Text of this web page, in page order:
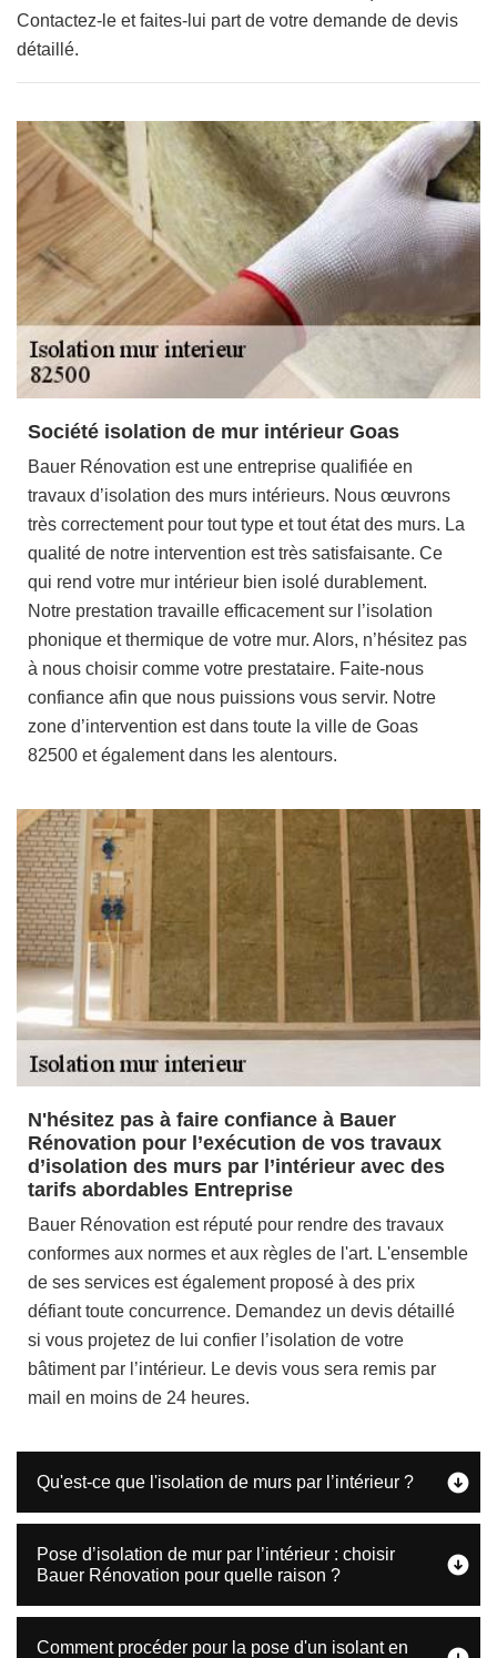
Contactez-le et faites-lui part de votre demande de devis
détaillé.
Société isolation de mur intérieur Goas
Bauer Rénovation est une entreprise qualifiée en
travaux d’isolation des murs intérieurs. Nous œuvrons
très correctement pour tout type et tout état des murs. La
qualité de notre intervention est très satisfaisante. Ce
qui rend votre mur intérieur bien isolé durablement.
Notre prestation travaille efficacement sur l’isolation
phonique et thermique de votre mur. Alors, n’hésitez pas
à nous choisir comme votre prestataire. Faite-nous
confiance afin que nous puissions vous servir. Notre
zone d’intervention est dans toute la ville de Goas
82500 et également dans les alentours.
N'hésitez pas à faire confiance à Bauer
Rénovation pour l’exécution de vos travaux
d’isolation des murs par l’intérieur avec des
tarifs abordables Entreprise
Bauer Rénovation est réputé pour rendre des travaux
conformes aux normes et aux règles de l'art. L'ensemble
de ses services est également proposé à des prix
défiant toute concurrence. Demandez un devis détaillé
si vous projetez de lui confier l’isolation de votre
bâtiment par l’intérieur. Le devis vous sera remis par
mail en moins de 24 heures.
Qu'est-ce que l'isolation de murs par l’intérieur ?
Pose d’isolation de mur par l’intérieur : choisir
Bauer Rénovation pour quelle raison ?
Comment procéder pour la pose d'un isolant en